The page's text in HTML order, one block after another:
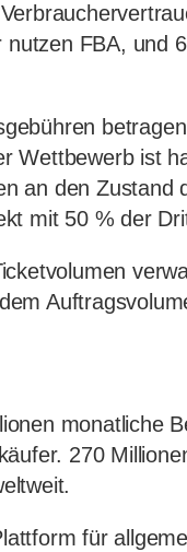
FBA, und
Wettbewerb ist
an den Zustand
mit 50 % der
monatliche
270
für